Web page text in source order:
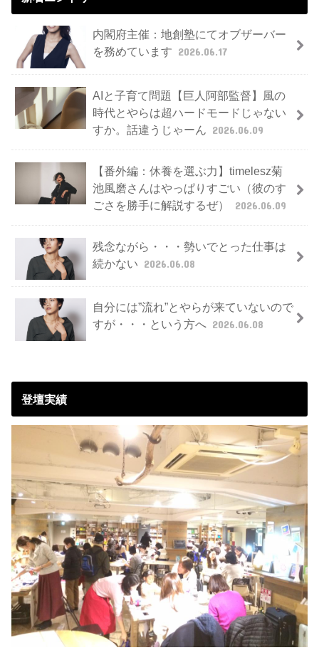
内閣府主催：地創塾にてオブザーバー
を務めています 2026.06.17
AIと子育て問題【巨人阿部監督】風の
時代とやらは超ハードモードじゃない
すか。話違うじゃーん 2026.06.09
【番外編：休養を選ぶ力】timelesz菊
池風磨さんはやっぱりすごい（彼のす
ごさを勝手に解説するぜ）
2026.06.09
残念ながら・・・勢いでとった仕事は
続かない 2026.06.08
自分には”流れ”とやらが来ていないので
すが・・・という方へ 2026.06.08
登壇実績